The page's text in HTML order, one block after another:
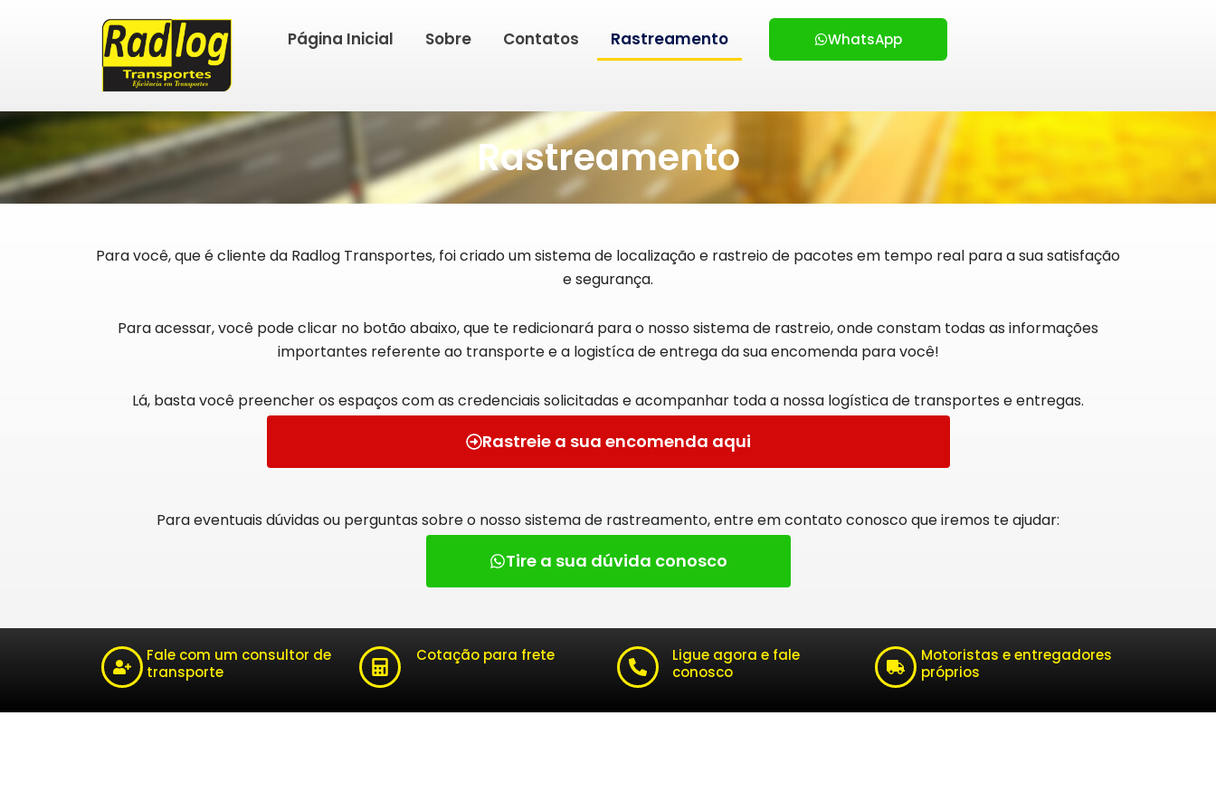
Página Inicial Sobre Contatos Rastreamento WhatsApp
Rastreamento
Para você, que é cliente da Radlog Transportes, foi criado um sistema de localização e rastreio de pacotes em tempo real para a sua satisfação
e segurança.
Para acessar, você pode clicar no botão abaixo, que te redicionará para o nosso sistema de rastreio, onde constam todas as informações
importantes referente ao transporte e a logistíca de entrega da sua encomenda para você!
Lá, basta você preencher os espaços com as credenciais solicitadas e acompanhar toda a nossa logística de transportes e entregas.
Rastreie a sua encomenda aqui
Para eventuais dúvidas ou perguntas sobre o nosso sistema de rastreamento, entre em contato conosco que iremos te ajudar:
Tire a sua dúvida conosco
Fale com um consultor de
transporte
Cotação para frete
Ligue agora e fale
conosco
Motoristas e entregadores
próprios